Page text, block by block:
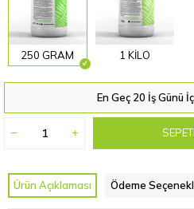
250 GRAM 1 KİLO
En Geç 20 İş Günü
Ürün Açıklaması Ödeme